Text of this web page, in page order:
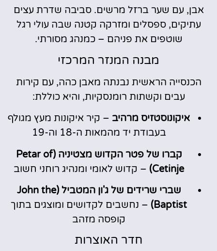
אבן, עם שער ברזל מרשים. סביבה שדרת עצים
עתיקים, ספסלים ומזרקה קטנה שבה עולי רגל
שוטפים את פניהם – כמנהג מסורתי.
מבנה המנזר המרכזי
הכנסייה הראשית נבנתה מאבן כהה, עם קירות
עבים וקשתות רומנסקיות, והיא כוללת:
איקונוסטזיס מרהיב – קיר איקונות מעץ מגולף
בעבודת יד מהמאות ה-18 וה-19
קברו של פטר הקדוש מצטיניה (Petar of
Cetinje) – קדוש לאומי ומנהיג רוחני חשוב
שברי שרידים של ג'ון המטביל (John the
Baptist) – נחשבים לקדושים ומוצגים בתוך
קופסה מזהב
חדר האוצרות